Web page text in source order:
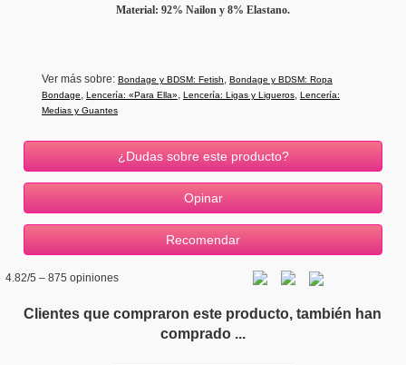
Material: 92% Nailon y 8% Elastano.
Ver más sobre: Bondage y BDSM: Fetish, Bondage y BDSM: Ropa
Bondage, Lencería: «Para Ella», Lencería: Ligas y Ligueros, Lencería:
Medias y Guantes
¿Dudas sobre este producto?
4.82/5 – 875 opiniones
Clientes que compraron este producto, también han
comprado ...